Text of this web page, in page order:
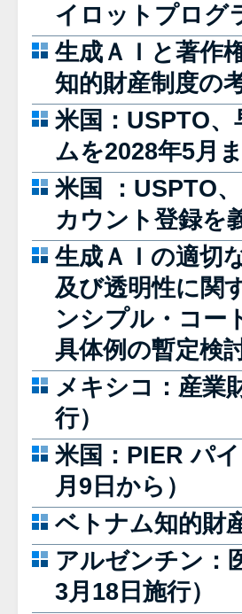
イロットプログ
生成ＡＩと著作
知的財産制度の
米国：USPTO
ムを2028年5月
米国 ：USPTO
カウント登録を
生成ＡＩの適切
及び透明性に関
ンシプル・コー
具体例の暫定検
メキシコ：産業
行）
米国：PIER パ
月9日から）
ベトナム知的財
アルゼンチン：
3月18日施行）